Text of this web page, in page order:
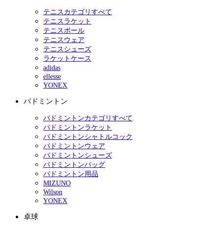
テニスカテゴリすべて
テニスラケット
テニスボール
テニスウェア
テニスシューズ
ラケットケース
adidas
ellesse
YONEX
バドミントン
バドミントンカテゴリすべて
バドミントンラケット
バドミントンシャトルコック
バドミントンウェア
バドミントンシューズ
バドミントンバッグ
バドミントン用品
MIZUNO
Wilson
YONEX
卓球